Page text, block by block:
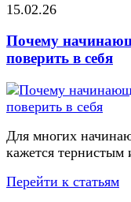
15.02.26
Почему
поверить в себя
Для многих
кажется
Перейти к статьям